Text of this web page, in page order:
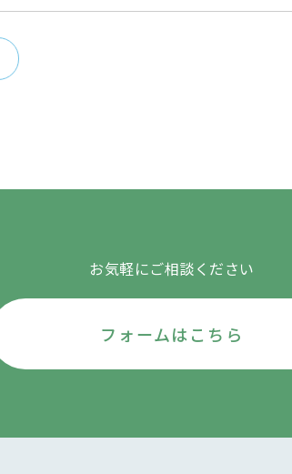
お気軽にご相談ください
フォームはこちら